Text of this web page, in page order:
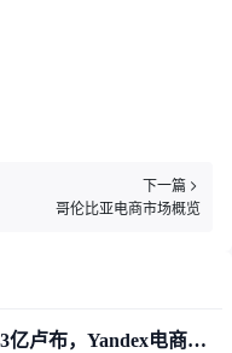
下一篇
哥伦比亚电商市场概览
亿卢布，Yandex电商业